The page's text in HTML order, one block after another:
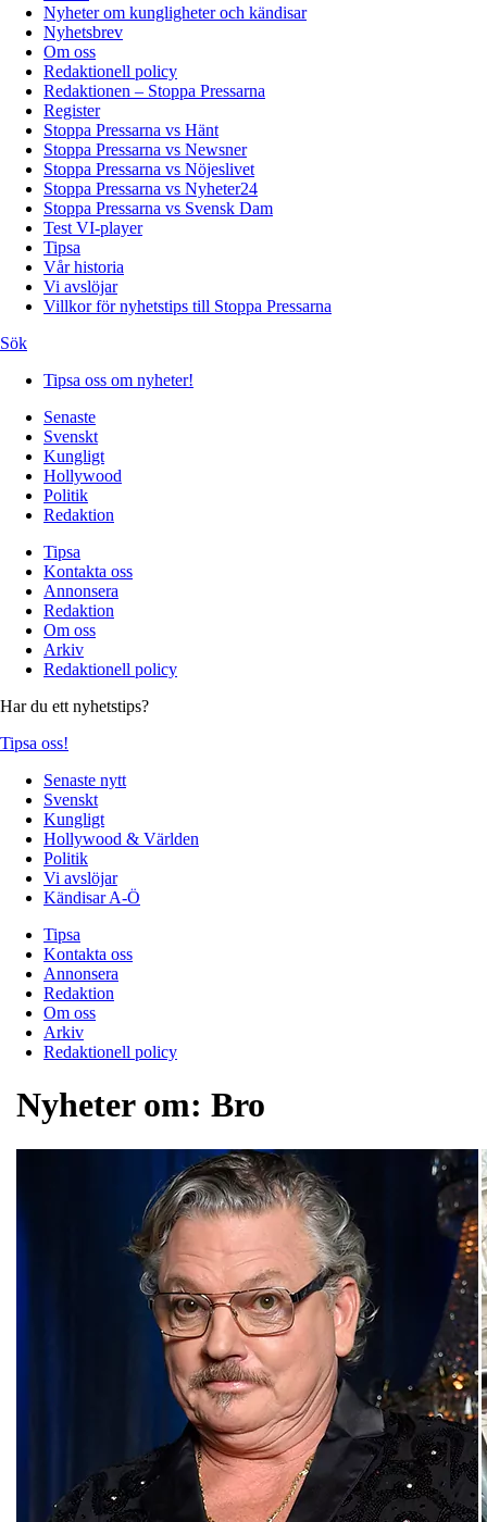
Nyheter om kungligheter och kändisar
Nyhetsbrev
Om oss
Redaktionell policy
Redaktionen – Stoppa Pressarna
Register
Stoppa Pressarna vs Hänt
Stoppa Pressarna vs Newsner
Stoppa Pressarna vs Nöjeslivet
Stoppa Pressarna vs Nyheter24
Stoppa Pressarna vs Svensk Dam
Test VI-player
Tipsa
Vår historia
Vi avslöjar
Villkor för nyhetstips till Stoppa Pressarna
Sök
Tipsa oss om nyheter!
Senaste
Svenskt
Kungligt
Hollywood
Politik
Redaktion
Tipsa
Kontakta oss
Annonsera
Redaktion
Om oss
Arkiv
Redaktionell policy
Har du ett nyhetstips?
Tipsa oss!
Senaste nytt
Svenskt
Kungligt
Hollywood & Världen
Politik
Vi avslöjar
Kändisar A-Ö
Tipsa
Kontakta oss
Annonsera
Redaktion
Om oss
Arkiv
Redaktionell policy
Nyheter om: Bro